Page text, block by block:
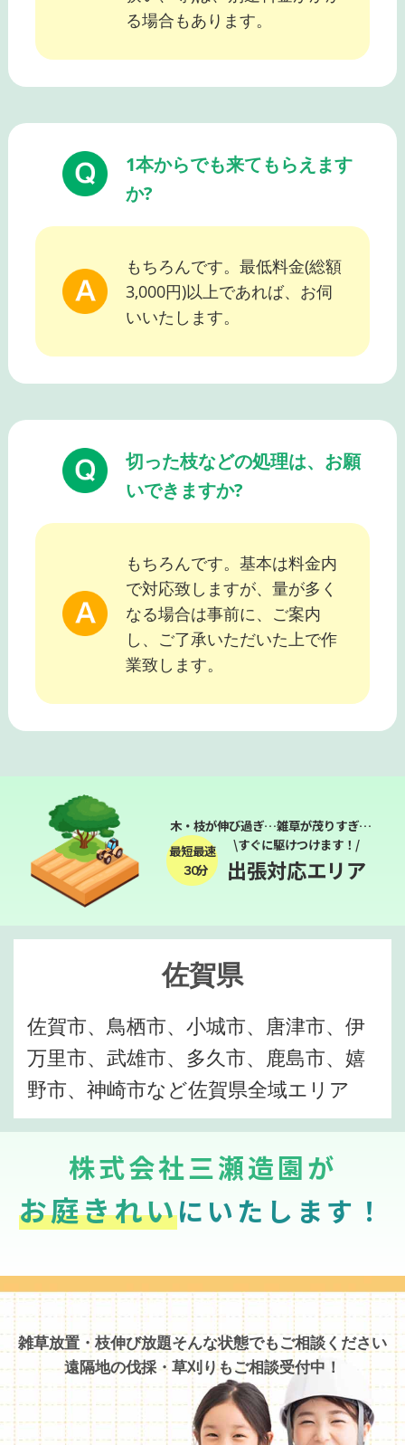
る場合もあります。
1本からでも来てもらえます
か?
もちろんです。最低料金(総額
3,000円)以上であれば、お伺
いいたします。
切った枝などの処理は、お願
いできますか?
もちろんです。基本は料金内
で対応致しますが、量が多く
なる場合は事前に、ご案内
し、ご了承いただいた上で作
業致します。
木・枝が伸び過ぎ…雑草が茂りすぎ…
最短最速
３０分
\すぐに駆けつけます！/
出張対応エリア
佐賀県
佐賀市、鳥栖市、小城市、唐津市、伊
万里市、武雄市、多久市、鹿島市、嬉
野市、神崎市など佐賀県全域エリア
株式会社三瀬造園が
お庭きれいにいたします！
雑草放置・枝伸び放題そんな状態でもご相談ください
遠隔地の伐採・草刈りもご相談受付中！